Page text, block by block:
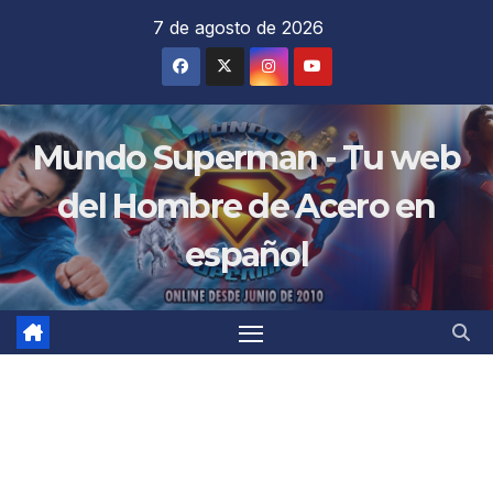
7 de agosto de 2026
Mundo Superman - Tu web
del Hombre de Acero en
español